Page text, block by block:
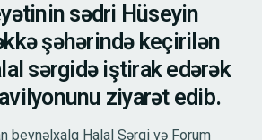
sədri Hüseyin
şəhərində keçirilən
sərgidə iştirak edərək
ziyarət edib.
beynəlxalq Halal Sərgi və Forum